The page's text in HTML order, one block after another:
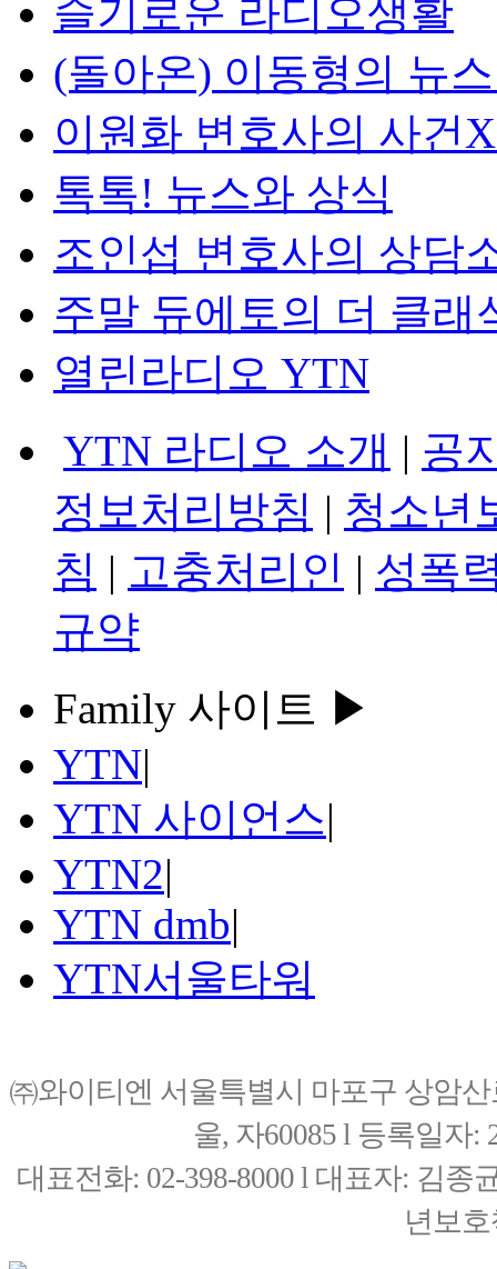
슬기로운 라디오생활
(돌아온) 이동형의 뉴
이원화 변호사의 사건
톡톡! 뉴스와 상식
조인섭 변호사의 상담
주말 듀에토의 더 클래
열린라디오 YTN
YTN 라디오 소개 | 공
정보처리방침 | 청소년
침 | 고충처리인 | 성폭
규약
Family 사이트 ▶
YTN|
YTN 사이언스|
YTN2|
YTN dmb|
YTN서울타워
㈜와이티엔 서울특별시 마포구 상암
울, 자60085 l 등록일자:
대표전화: 02-398-8000 l 대표자: 김종
년보